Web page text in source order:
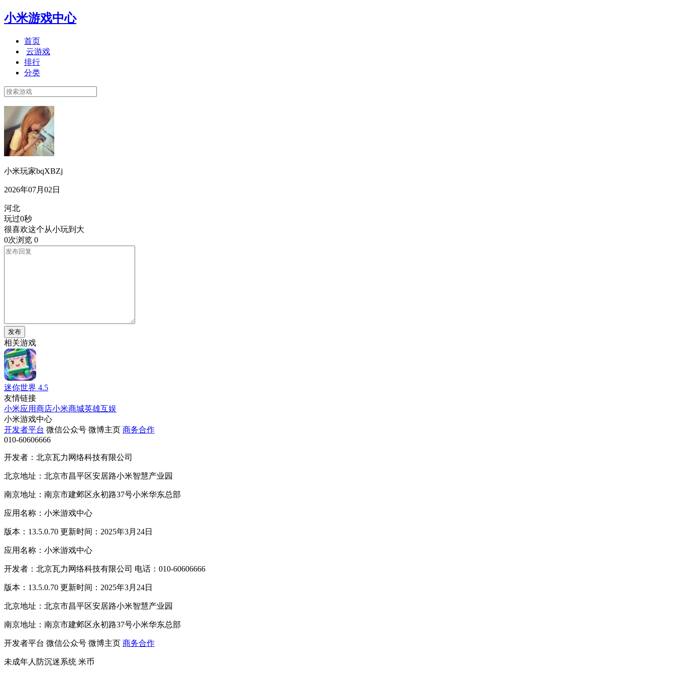
小米游戏中心
首页
云游戏
排行
分类
小米玩家bqXBZj
2026年07月02日
河北
玩过0秒
很喜欢这个从小玩到大
0次浏览 0
发布
相关游戏
迷你世界 4.5
友情链接
小米应用商店小米商城英雄互娱
小米游戏中心
开发者平台 微信公众号 微博主页 商务合作
010-60606666
开发者：北京瓦力网络科技有限公司
北京地址：北京市昌平区安居路小米智慧产业园
南京地址：南京市建邺区永初路37号小米华东总部
应用名称：小米游戏中心
版本：13.5.0.70 更新时间：2025年3月24日
应用名称：小米游戏中心
开发者：北京瓦力网络科技有限公司 电话：010-60606666
版本：13.5.0.70 更新时间：2025年3月24日
北京地址：北京市昌平区安居路小米智慧产业园
南京地址：南京市建邺区永初路37号小米华东总部
开发者平台 微信公众号 微博主页 商务合作
未成年人防沉迷系统 米币